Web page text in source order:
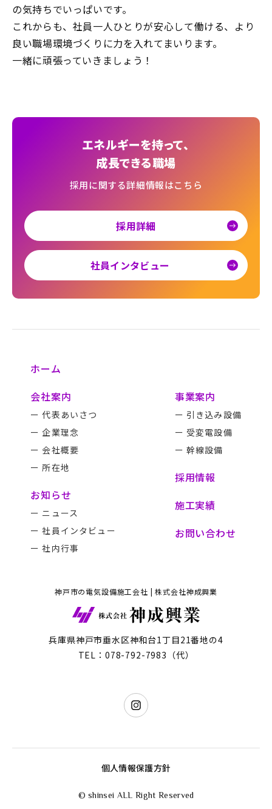
の気持ちでいっぱいです。
これからも、社員一人ひとりが安心して働ける、より
良い職場環境づくりに力を入れてまいります。
一緒に頑張っていきましょう！
エネルギーを持って、
成長できる職場
採用に関する詳細情報はこちら
採用詳細
社員インタビュー
神戸市の電気設備施工会社 | 株式会社神成興業
兵庫県神戸市垂水区神和台1丁目21番地の4
TEL：078-792-7983（代）
ホーム
会社案内
ー 代表あいさつ
ー 企業理念
ー 会社概要
ー 所在地
お知らせ
ー ニュース
ー 社員インタビュー
ー 社内行事
事業案内
ー 引き込み設備
ー 受変電設備
ー 幹線設備
採用情報
施工実績
お問い合わせ
個人情報保護方針
© shinsei ALL Right Reserved